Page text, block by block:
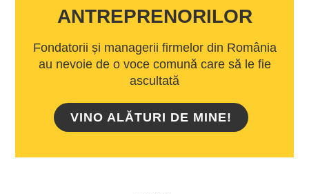
ANTREPRENORILOR
Fondatorii și managerii firmelor din România
au nevoie de o voce comună care să le fie
ascultată
VINO ALĂTURI DE MINE!